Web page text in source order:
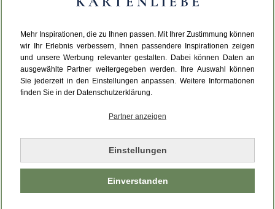
Mehr Inspirationen, die zu Ihnen passen. Mit Ihrer Zustimmung können
wir Ihr Erlebnis verbessern, Ihnen passendere Inspirationen zeigen
und unsere Werbung relevanter gestalten. Dabei können Daten an
ausgewählte Partner weitergegeben werden. Ihre Auswahl können
Sie jederzeit in den Einstellungen anpassen. Weitere Informationen
finden Sie in der Datenschutzerklärung.
Partner anzeigen
Einstellungen
Einverstanden
Da ist etwas schiefgelaufen.
Leider ist ein technischer Fehler aufgetreten.
Bitte laden Sie die Seite neu.